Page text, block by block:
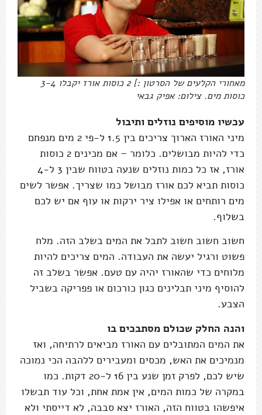
מאחורי הקלעים של הסרטון :] 2 כוסות אורז יקבלו 3-4
כוסות מים. צילום: אפיק גבאי
עכשיו מוסיפים נוזלים ותיבול
מיני האורז הארוך צריכים בין 1.5 ל-פי 2 מים מנפחם
כדי להיות מבושלים. כלומר – אם מכינים 2 כוסות
אורז, אז כל כמות נוזלים שנעה בטווח שבין 3 ל-4
כוסות תביא לכם אורז מבושל כמו שצריך. אפשר לשים
מים רותחים או אפילו ציר ירקות או עוף אם יש לכם
בשלוף.
חשוב חשוב חשוב לתבל את המים בשלב הזה. מלח
פשוט ורגיל יעשה את העבודה. המים צריכים להיות
מלוחים כדי שהאורז יהיה עם טעם. אפשר בשלב זה
להוסיף מיני תבלינים כגון כורכום או פפריקה בשביל
הצבע.
והנה החלק שכולם מסתבכים בו
את המים המתובלים עם האורז מביאים לרתיחה, ואז
מנמיכים את האש, מכסים ומעבירים ללהבה הכי נמוכה
שיש לכם, לפרק זמן שנע בין 16 ל-20 דקות. כמו
במקרה של כמות המים, אין אמת אחת, וכל עוד תבשלו
איפשהו בטווח הזה, האורז יצא סבבה, לא דייסתי ולא